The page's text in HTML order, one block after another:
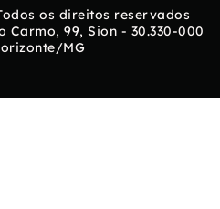
os direitos reservados
Carmo, 99, Sion - 30.330-000
MG